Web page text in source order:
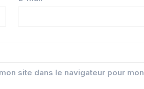
site dans le navigateur pour mon